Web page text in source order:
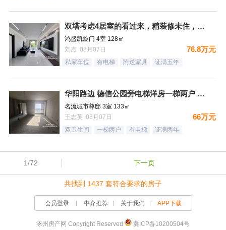
双塔考虑4居室的看过来，精装修未住，拎包入住，看房随时
鸿盛凯旋门 4室 128㎡
刘杰 08月07日
76.8万元
私家车位 有电梯 附送家具 证满五年
华阳路边 德信公园旁电梯洋房一梯两户 三居双卫 66万！
名流城市尊邸 3室 133㎡
王志英 08月07日
66万元
双卫生间 一梯两户 有电梯 证满两年
1/72 下一页
共找到 1437 套符合要求的房子
会员登录 中介推荐 关于我们 APP下载
涿州房产网 Copyright Reserved 冀ICP备10200504号